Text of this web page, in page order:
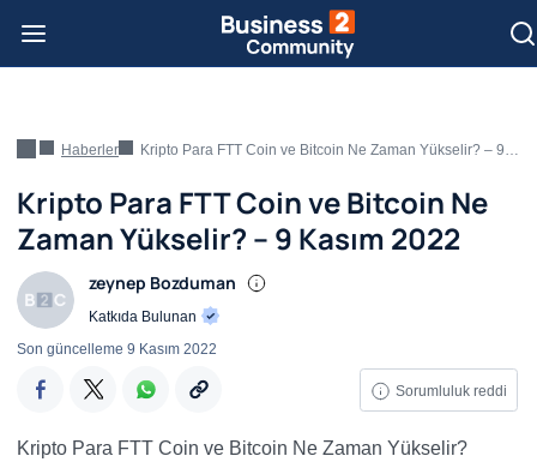
Haberler Kripto Para FTT Coin ve Bitcoin Ne Zaman Yükselir? – 9 Kasım 2022
Kripto Para FTT Coin ve Bitcoin Ne
Zaman Yükselir? – 9 Kasım 2022
zeynep Bozduman
Katkıda Bulunan
Sorumluluk reddi
Son güncelleme 9 Kasım 2022
Kripto Para FTT Coin ve Bitcoin Ne Zaman Yükselir?